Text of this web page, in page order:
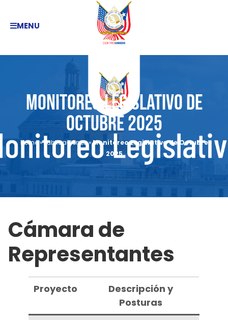
MENU
Monitoreo Legislativo de
Octubre 2025
Home»Publicaciones»Monitoreo Legislativo de Octubre
2025
Cámara de
Representantes
Proyecto
Descripción y
Posturas